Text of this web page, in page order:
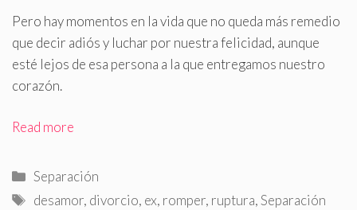
Pero hay momentos en la vida que no queda más remedio
que decir adiós y luchar por nuestra felicidad, aunque
esté lejos de esa persona a la que entregamos nuestro
corazón.
Read more
Categorías
Separación
Etiquetas
desamor, divorcio, ex, romper, ruptura,Separación